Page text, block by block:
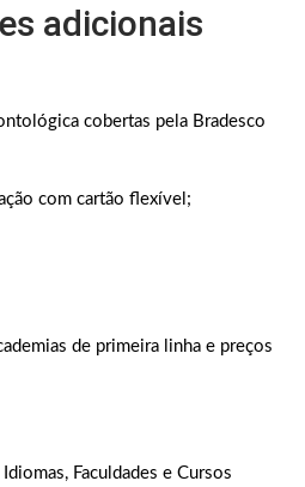
adicionais
cobertas pela Bradesco
com cartão flexível;
de primeira linha e preços
Faculdades e Cursos